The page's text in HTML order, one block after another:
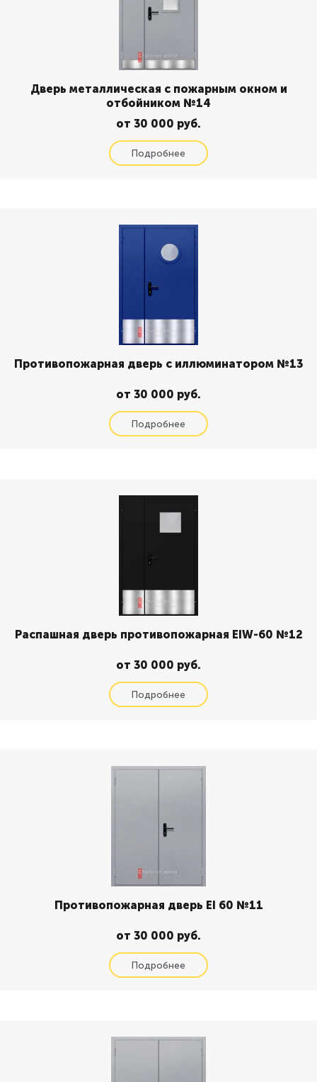
Дверь металлическая с пожарным окном и
отбойником №14
от 30 000 руб.
Противопожарная дверь с иллюминатором №13
от 30 000 руб.
Распашная дверь противопожарная EIW-60 №12
от 30 000 руб.
Противопожарная дверь EI 60 №11
от 30 000 руб.